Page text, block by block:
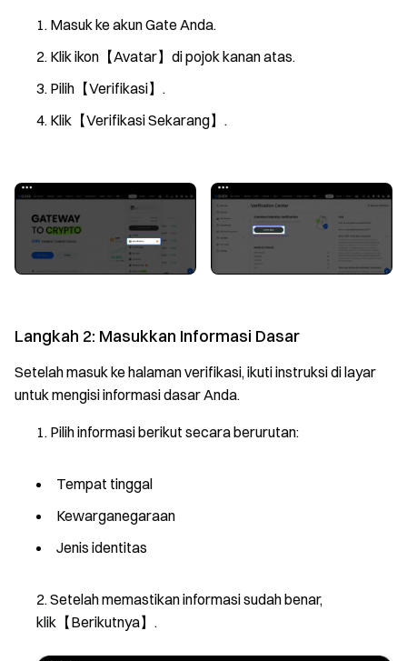
Masuk ke akun Gate Anda.
Klik ikon【Avatar】di pojok kanan atas.
Pilih【Verifikasi】.
Klik【Verifikasi Sekarang】.
Langkah 2: Masukkan Informasi Dasar
Setelah masuk ke halaman verifikasi, ikuti instruksi di layar
untuk mengisi informasi dasar Anda.
Pilih informasi berikut secara berurutan:
Tempat tinggal
Kewarganegaraan
Jenis identitas
Setelah memastikan informasi sudah benar,
klik【Berikutnya】.